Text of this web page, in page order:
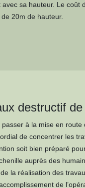
sa hauteur. Le coût
20m de hauteur.
destructif
passer à la mise en
de concentrer les
soit bien préparé
auprès des
la réalisation des
de